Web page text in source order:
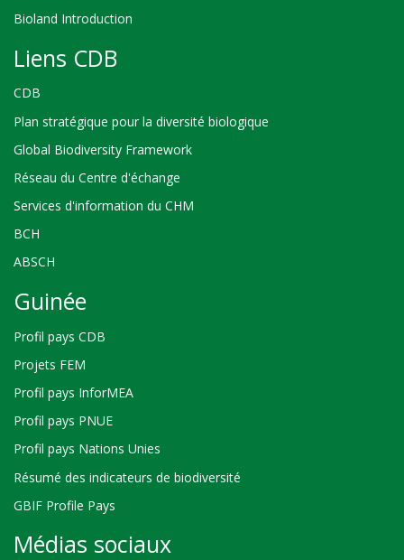
Bioland Introduction
Liens CDB
CDB
Plan stratégique pour la diversité biologique
Global Biodiversity Framework
Réseau du Centre d'échange
Services d'information du CHM
BCH
ABSCH
Guinée
Profil pays CDB
Projets FEM
Profil pays InforMEA
Profil pays PNUE
Profil pays Nations Unies
Résumé des indicateurs de biodiversité
GBIF Profile Pays
Médias sociaux